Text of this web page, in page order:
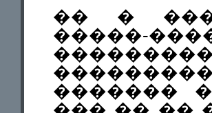
�� �
�����-
�������